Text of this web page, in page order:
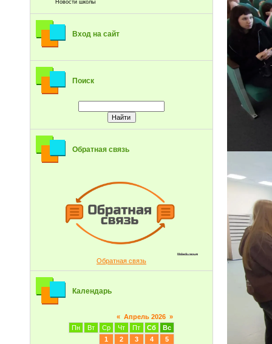
Новости школы
Вход на сайт
Поиск
Обратная связь
Обратная связь
Календарь
« Апрель 2026 »
Пн
Вт Ср Чт Пт Сб
Вс
1
2 3 4
5